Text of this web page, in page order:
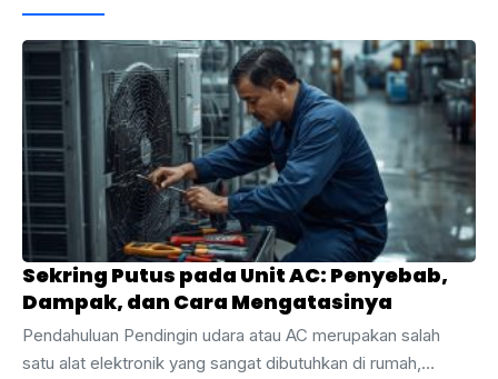
Sekring Putus pada Unit AC: Penyebab,
Dampak, dan Cara Mengatasinya
Pendahuluan Pendingin udara atau AC merupakan salah
satu alat elektronik yang sangat dibutuhkan di rumah,